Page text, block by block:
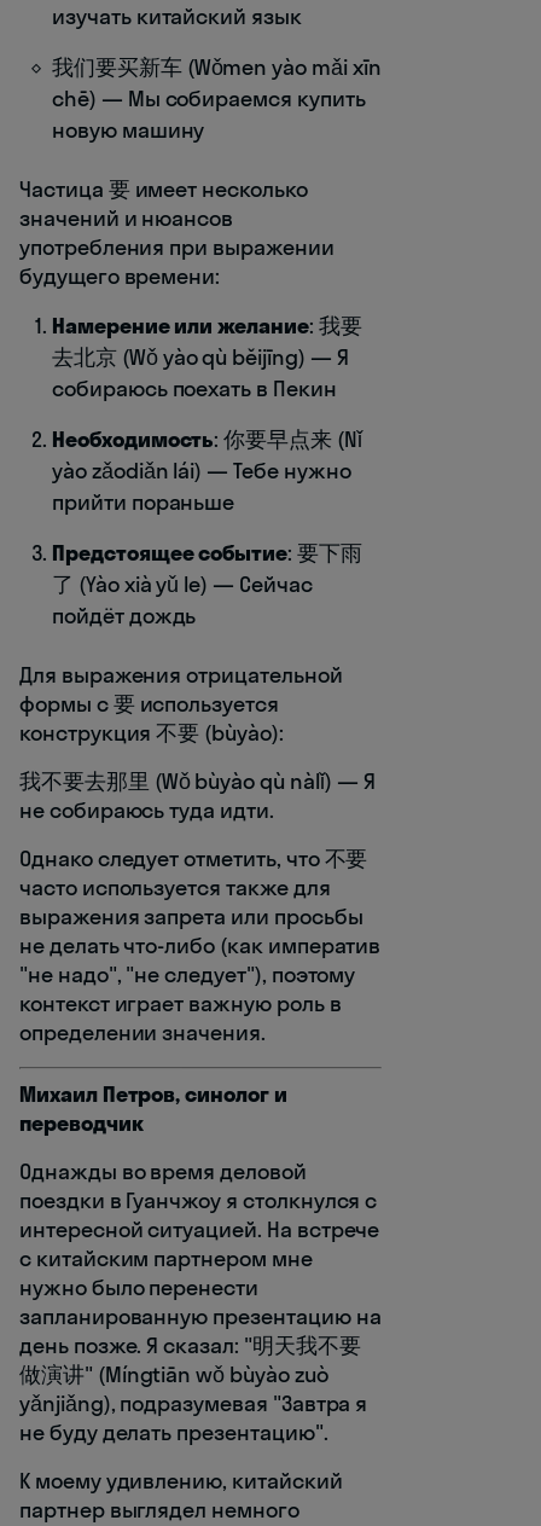
изучать китайский язык
我们要买新车 (Wǒmen yào mǎi xīn
chē) — Мы собираемся купить
новую машину
Частица 要 имеет несколько
значений и нюансов
употребления при выражении
будущего времени:
Намерение или желание: 我要
去北京 (Wǒ yào qù běijīng) — Я
собираюсь поехать в Пекин
Необходимость: 你要早点来 (Nǐ
yào zǎodiǎn lái) — Тебе нужно
прийти пораньше
Предстоящее событие: 要下雨
了 (Yào xià yǔ le) — Сейчас
пойдёт дождь
Для выражения отрицательной
формы с 要 используется
конструкция 不要 (bùyào):
我不要去那里 (Wǒ bùyào qù nàlǐ) — Я
не собираюсь туда идти.
Однако следует отметить, что 不要
часто используется также для
выражения запрета или просьбы
не делать что-либо (как императив
"не надо", "не следует"), поэтому
контекст играет важную роль в
определении значения.
Михаил Петров, синолог и
переводчик
Однажды во время деловой
поездки в Гуанчжоу я столкнулся с
интересной ситуацией. На встрече
с китайским партнером мне
нужно было перенести
запланированную презентацию на
день позже. Я сказал: "明天我不要
做演讲" (Míngtiān wǒ bùyào zuò
yǎnjiǎng), подразумевая "Завтра я
не буду делать презентацию".
К моему удивлению, китайский
партнер выглядел немного